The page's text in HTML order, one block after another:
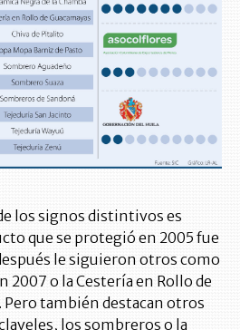
los signos distintivos es
que se protegió en 2005 fue
le siguieron otros como
2007 o la Cestería en Rollo de
Pero también destacan otros
los sombreros o la